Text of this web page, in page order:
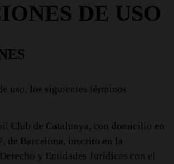
DE USO
uso, los siguientes términos
Club de Catalunya, con domicilio en
de Barcelona, inscrito en la
y Entidades Jurídicas con el